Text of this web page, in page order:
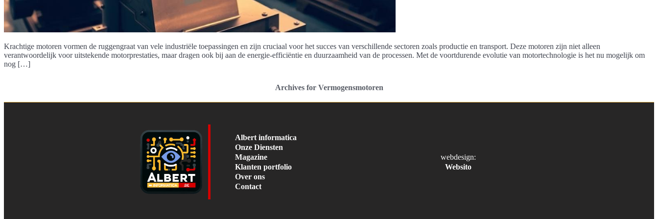
Krachtige motoren vormen de ruggengraat van vele industriële toepassingen en zijn cruciaal voor het succes van verschillende sectoren zoals productie en transport. Deze motoren zijn niet alleen
verantwoordelijk voor uitstekende motorprestaties, maar dragen ook bij aan de energie-efficiëntie en duurzaamheid van de processen. Met de voortdurende evolutie van motortechnologie is het nu mogelijk om
nog […]
Archives for Vermogensmotoren
Albert informatica
Onze Diensten
Magazine
Klanten portfolio
Over ons
Contact
webdesign:
Websito